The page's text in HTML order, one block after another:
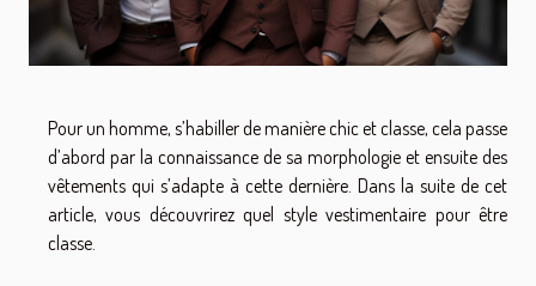
Pour un homme, s’habiller de manière chic et classe, cela passe
d’abord par la connaissance de sa morphologie et ensuite des
vêtements qui s’adapte à cette dernière. Dans la suite de cet
article, vous découvrirez quel style vestimentaire pour être
classe.